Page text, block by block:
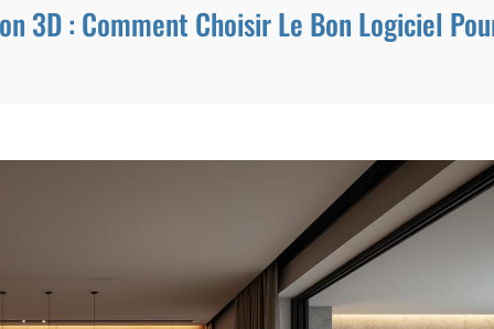
3D : Comment Choisir Le Bon Logiciel